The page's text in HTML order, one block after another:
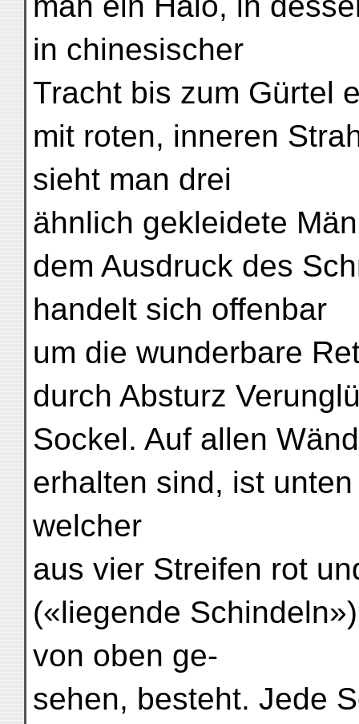
in chinesischer
Tracht bis zum Gürtel
mit roten, inneren
sieht man drei
ähnlich gekleidete
dem Ausdruck des
handelt sich offenbar
um die wunderbare
durch Absturz
Sockel. Auf allen
erhalten sind, ist
welcher
aus vier Streifen rot
(«liegende
von oben ge-
sehen, besteht. Jede